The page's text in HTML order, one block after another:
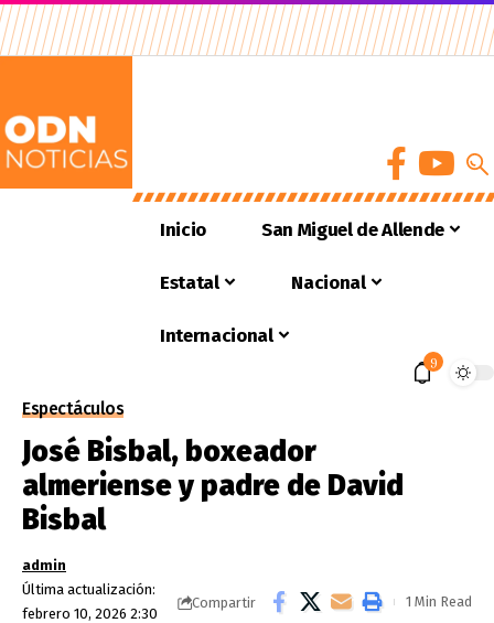
Inicio San Miguel de Allende
Estatal Nacional
Internacional
9
Espectáculos
José Bisbal, boxeador
almeriense y padre de David
Bisbal
Última actualización:
febrero 10, 2026 2:30
admin
Compartir 1 Min Read